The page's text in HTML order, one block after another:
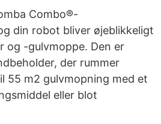
Combo®-
din robot bliver øjeblikkeligt
og -gulvmoppe. Den er
der rummer
m2 gulvmopning med et
eller blot